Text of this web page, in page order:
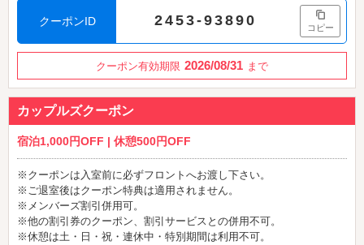
クーポンID 2453-93890 コピー
クーポン有効期限 2026/08/31 まで
カップルズクーポン
宿泊1,000円OFF | 休憩500円OFF
※クーポンは入室前に必ずフロントへお渡し下さい。
※ご退室後はクーポン特典は適用されません。
※メンバーズ割引併用可。
※他の割引券のクーポン、割引サービスとの併用不可。
※休憩は土・日・祝・連休中・特別期間は利用不可。